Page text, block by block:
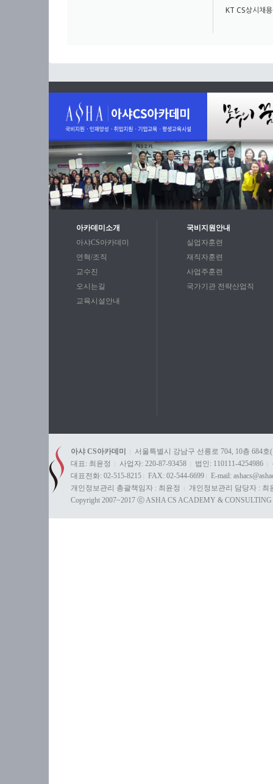
KT CS상시채
아카데미소개
아샤CS아카데미
연혁/조직
교수진
오시는길
교육시설안내
국비지원안내
실업자훈련
재직자훈련
사업주훈련
국가기관 전략산업직
아샤 CS아카데미
서울특별시 강남구 선릉로 704, 10층 684
대표: 최윤정
사업자: 220-87-93458 법인: 110111-4254986
대표전화: 02-515-8215
FAX: 02-544-6699
E-mail:
개인정보관리 총괄책임자 : 최윤정
개인정보관리 담당자 : 최
Copyright 2007~2017 ⓒ ASHA CS ACADEMY & CONSULTING